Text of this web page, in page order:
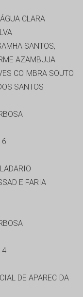
CLARA
SANTOS,
AZAMBUJA
COIMBRA SOUTO
SANTOS
E FARIA
DE APARECIDA